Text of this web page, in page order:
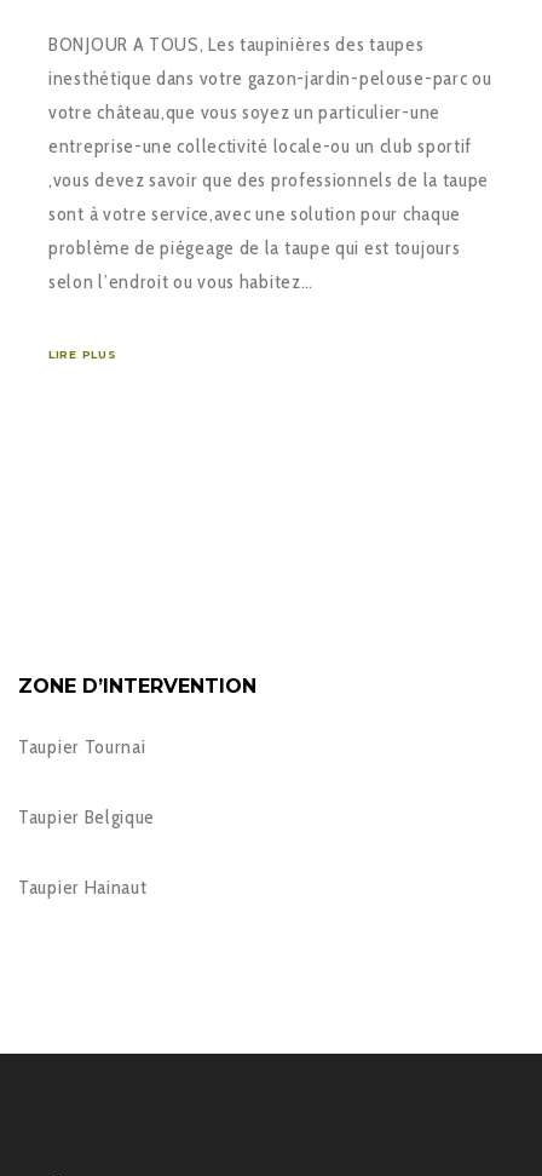
BONJOUR A TOUS, Les taupinières des taupes
inesthétique dans votre gazon-jardin-pelouse-parc ou
votre château,que vous soyez un particulier-une
entreprise-une collectivité locale-ou un club sportif
,vous devez savoir que des professionnels de la taupe
sont à votre service,avec une solution pour chaque
problème de piégeage de la taupe qui est toujours
selon l’endroit ou vous habitez…
LIRE PLUS
ZONE D’INTERVENTION
Taupier Tournai
Taupier Belgique
Taupier Hainaut